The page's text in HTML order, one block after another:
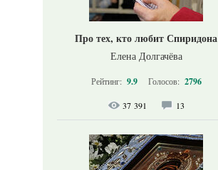
Про тех, кто любит Спиридона
Елена Долгачёва
Рейтинг: 9.9 Голосов: 2796
37 391 13